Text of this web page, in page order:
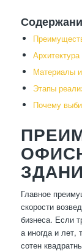
Материалы и
Этапы
Почему
Главное
скорости
бизнеса. Если
а иногда и
сотен